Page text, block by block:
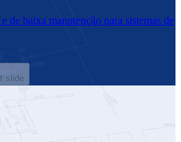
de baixa manutenção para sistemas de
slide